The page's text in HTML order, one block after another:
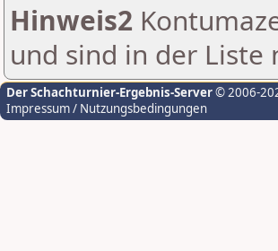
Hinweis2
und sind in der
Der Schachturnier-Ergebnis-Server© 2006-
Impressum / Nutzungsbedingungen